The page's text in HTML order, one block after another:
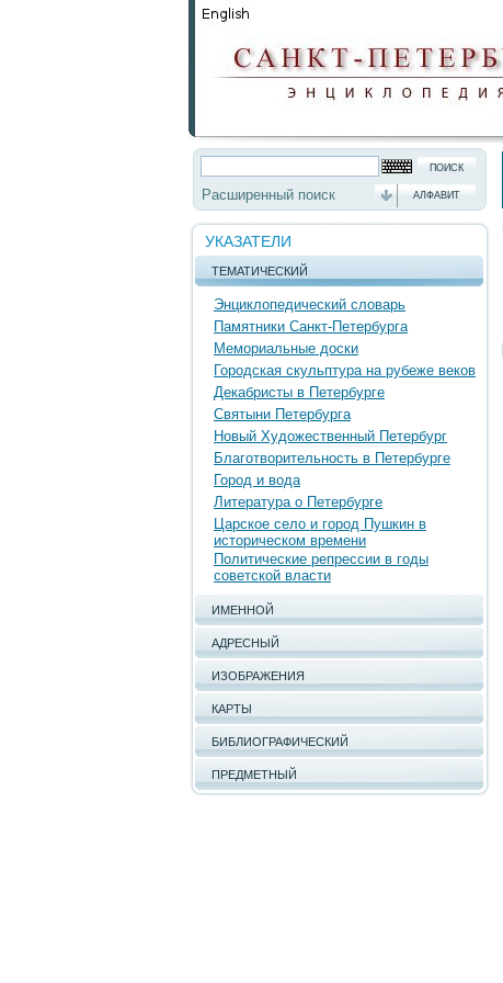
Расширенный поиск АЛФАВИТ
УКАЗАТЕЛИ
ТЕМАТИЧЕСКИЙ
Энциклопедический словарь
Памятники Санкт-Петербурга
Мемориальные доски
Городская скульптура на рубеже веков
Декабристы в Петербурге
Святыни Петербурга
Новый Художественный Петербург
Благотворительность в Петербурге
Город и вода
Литература о Петербурге
Царское село и город Пушкин в
историческом времени
Политические репрессии в годы
советской власти
ИМЕННОЙ
АДРЕСНЫЙ
ИЗОБРАЖЕНИЯ
КАРТЫ
БИБЛИОГРАФИЧЕСКИЙ
ПРЕДМЕТНЫЙ